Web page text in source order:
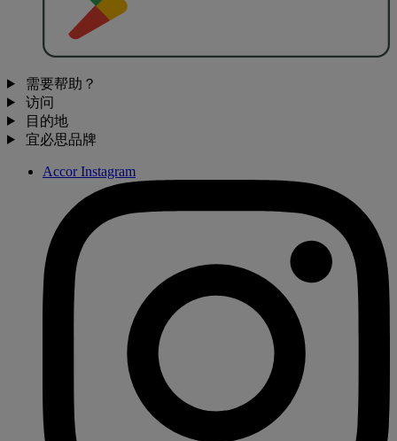
需要帮助？
访问
目的地
宜必思品牌
Accor Instagram